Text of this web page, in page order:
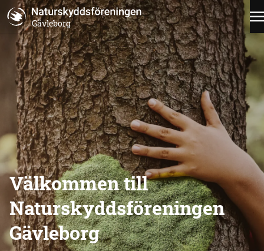
Gävleborg
Välkommen till
Naturskyddsföreningen
Gävleborg